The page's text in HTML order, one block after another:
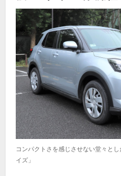
コンパクトさを感じさせない堂々と
イズ」